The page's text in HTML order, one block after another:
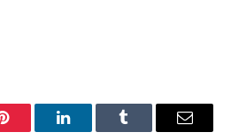
Pinterest LinkedInTumblr Email